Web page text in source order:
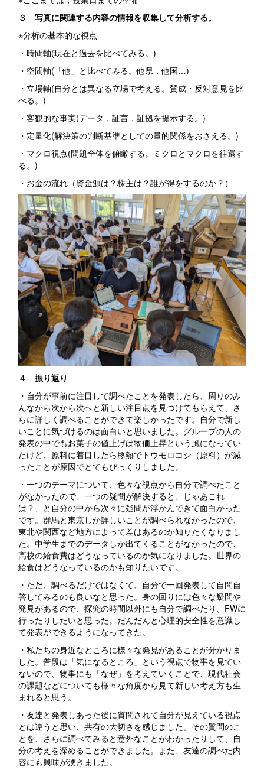
３ 写真に関連する内容の情報を収集して分析する。
※分析の基本的な視点
・時間軸(現在と過去を比べてみる。 )
・空間軸( 「他」と比べてみる。他県，他国…)
・立場軸(自分とは異なる立場で考える。賛成・反対意見を比
べる。 )
・客観的な事実(データ，証言，証拠を提示する。 )
・定量化(解決策の判断基準としての量的関係をおさえる。 )
・マクロ視点(問題全体を俯瞰する。ミクロとマクロを往還す
る。 )
・お金の流れ（資金源は？株主は？誰が得をするのか？）
４ 振り返り
・自分が事前に注目して調べたことを発表したら、周りのみ
んなから次から次へと新しい注目点を見つけてもらえて、さ
らに詳しく調べることができて楽しかったです。自分で新し
いことに気づけるのは面白いと思いました。グループの人の
発表の中でもお菓子の値上げは物価上昇という風になってい
たけど、原料に着目したら豚熱でトウモロコシ（原料）が減
ったことが原因でとてもびっくりしました。
・一つのテーマについて、色々な視点から自分で調べたこと
がなかったので、一つの疑問が解決すると、じゃあこれ
は？、と自分の中から次々に疑問が浮かんできて面白かった
です。群馬と東京しか詳しいことが調べられなかったので、
東北や関西など地方によって差はあるのか知りたくなりまし
た。中学生までのデータしか出てくることがなかったので、
高校の給食費はどうなっているのか気になりました。世界の
給食はどうなっているのかも知りたいです。
・ただ、調べるだけではなくて、自分で一回発表して自問自
答してみるのも良いなと思った。身の回りには色々な疑問や
発見があるので、探究の時間以外にも自分で調べたり、 FWに
行ったりしたいと思った。だんだんと心理的安全性を意識し
て発表ができるようになってきた。
・私たちの身近なところに様々な発見があることが分かりま
した。普段は「気になるところ」という視点で物事を見てい
ないので、物事にも「なぜ」を考えていくことで、現代社会
の課題などについても様々な角度から見て新しい考え方も生
まれると思う。
・友達と発表しあった後に質問されて自分が見えている視点
とは違うと思い、共有の大切さを感じました。その質問のこ
とを、さらに調べてみると意外なことがわかったりして、自
分の考えを深めることができました。また、友達の調べた内
容にも興味が湧きました。